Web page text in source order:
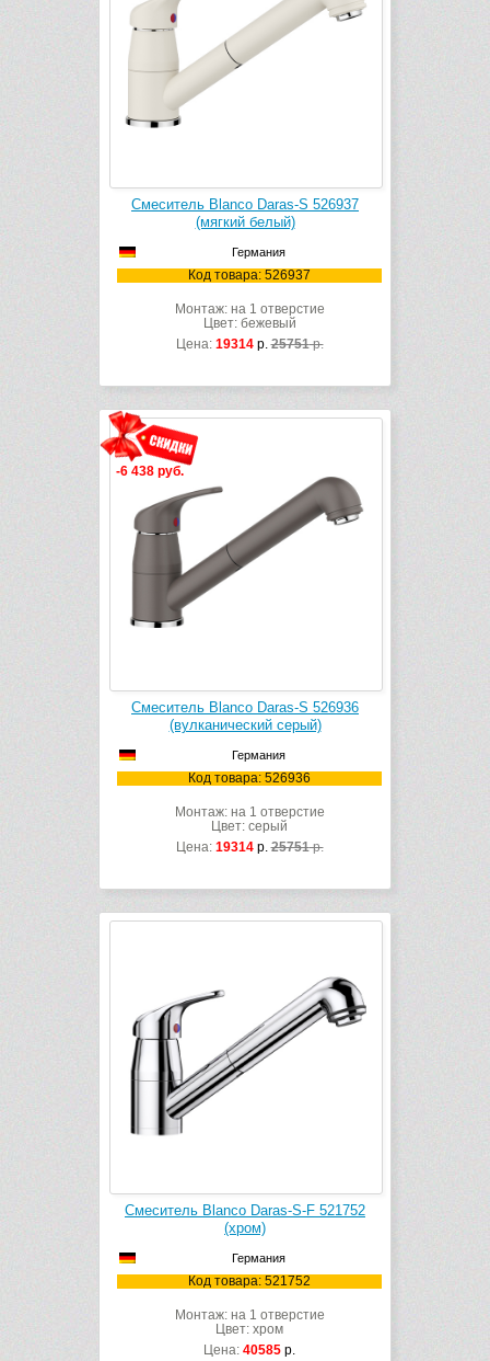
Смеситель Blanco Daras-S 526937
(мягкий белый)
Германия
Код товара: 526937
Монтаж: на 1 отверстие
Цвет: бежевый
Цена: 19314р.25751р.
-6 438 руб.
Смеситель Blanco Daras-S 526936
(вулканический серый)
Германия
Код товара: 526936
Монтаж: на 1 отверстие
Цвет: серый
Цена: 19314р.25751р.
Смеситель Blanco Daras-S-F 521752
(хром)
Германия
Код товара: 521752
Монтаж: на 1 отверстие
Цвет: хром
Цена: 40585 р.